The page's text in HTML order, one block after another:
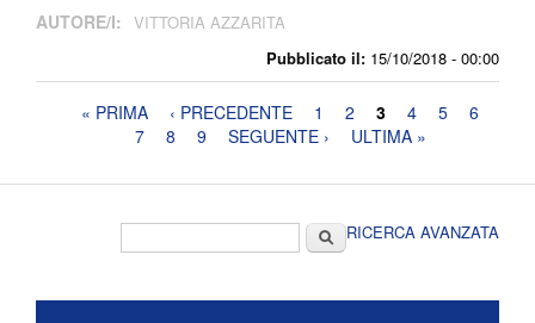
Pubblicato il: 15/10/2018 - 00:00
AUTORE/I: VITTORIA AZZARITA
Pagine« PRIMA ‹ PRECEDENTE 1 2 3 4 5
6
7
8 9 SEGUENTE › ULTIMA »
CercaRICERCA AVANZATA